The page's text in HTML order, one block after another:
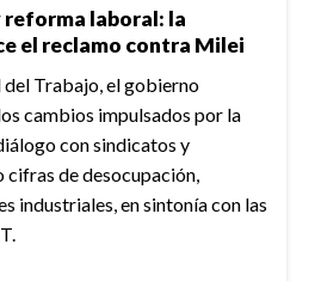
reforma laboral: la
el reclamo contra Milei
del Trabajo, el gobierno
cambios impulsados por la
con sindicatos y
cifras de desocupación,
industriales, en sintonía con las